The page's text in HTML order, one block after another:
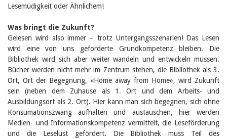
Juli 2025
März 2025
Februar 2025
2024
2023
2022
2021
2020
2019
2018
2017
2016
2015
Lesemüdigkeit oder Ähnlichem!
Was bringt die Zukunft?
Gelesen wird also immer – trotz Untergangsszenarien! Das Lesen
wird eine von uns geforderte Grundkompetenz bleiben. Die
Bibliothek wird sich aber weiter wandeln und entwickeln müssen.
Bücher werden nicht mehr im Zentrum stehen, die Bibliothek als 3.
Ort, Ort der Begegnung, «Home away from Home», wird Zukunft
sein (neben dem Zuhause als 1. Ort und dem Arbeits- und
Ausbildungsort als 2. Ort). Hier kann man sich begegnen, sich ohne
Konsumationszwang aufhalten und austauschen, hier werden
Medien- und Informationskompetenz vermittelt, die Leseförderung
und die Leselust gefördert. Die Bibliothek muss Teil des